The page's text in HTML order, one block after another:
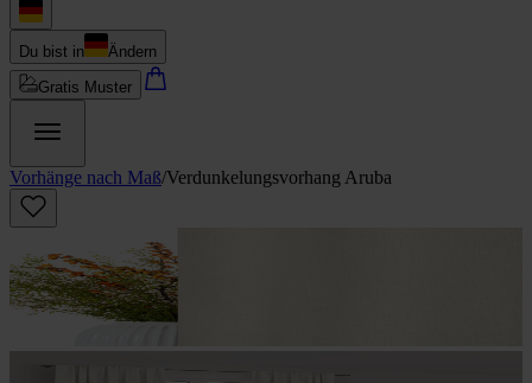
Du bist in
Ändern
Gratis Muster
Vorhänge nach Maß/Verdunkelungs­vorhang Aruba